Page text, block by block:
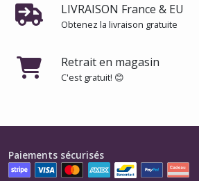
LIVRAISON France & EU
Obtenez la livraison gratuite
Retrait en magasin
C'est gratuit! 😊
Kiki
sorcière
-
la
petite
sorcière
Paiements sécurisés